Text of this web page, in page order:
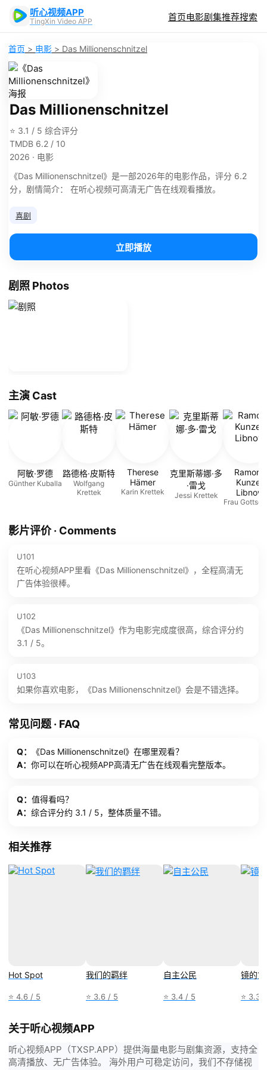
听心视频APP
TingXin Video APP 首页电影剧集推荐搜索
首页 > 电影 > Das Millionenschnitzel
Das Millionenschnitzel
⭐ 3.1 / 5 综合评分
TMDB 6.2 / 10
2026 · 电影
《Das Millionenschnitzel》是一部2026年的电影作品，评分 6.2
分，剧情简介： 在听心视频可高清无广告在线观看播放。
喜剧
立即播放
剧照 Photos
主演 Cast
阿敏·罗德
Günther Kuballa
路德格·皮斯特
Wolfgang
Krettek
Therese
Hämer
Karin Krettek
克里斯蒂娜·多
·雷戈
Jessi Krettek
Ramona
Kunze-
Libnow
Frau
影片评价 · Comments
U101
在听心视频APP里看《Das Millionenschnitzel》，全程高清无
广告体验很棒。
U102
《Das Millionenschnitzel》作为电影完成度很高，综合评分约
3.1 / 5。
U103
如果你喜欢电影，《Das Millionenschnitzel》会是不错选择。
常见问题 · FAQ
Q：
《Das Millionenschnitzel》在哪里观看？
A： 你可以在听心视频APP高清无广告在线观看完整版本。
Q： 值得看吗？
A： 综合评分约 3.1 / 5，整体质量不错。
相关推荐
Hot Spot
⭐ 4.6 / 5
我们的羁绊
⭐ 3.6 / 5
自主公民
⭐ 3.4 / 5
镜的
⭐ 3.3
关于听心视频APP
听心视频APP（TXSP.APP）提供海量电影与剧集资源，支持全
高清播放、无广告体验。 海外用户可稳定访问，我们不存储视